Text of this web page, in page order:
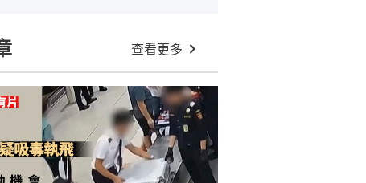
查看更多